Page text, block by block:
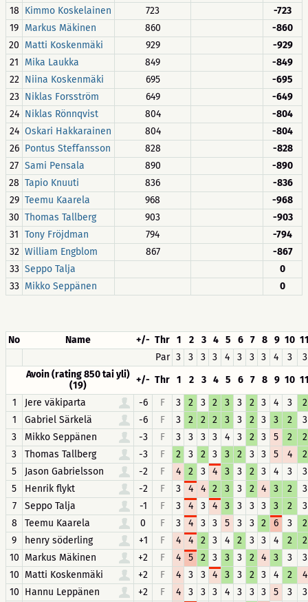
18 Kimmo Koskelainen 723
-723
19 Markus Mäkinen 860
-860
20 Matti Koskenmäki 929
-929
21
Mika Laukka 849
-849
22 Niina Koskenmäki 695
-695
23 Niklas Forsström 649
-649
24 Niklas Rönnqvist 804
-804
24 Oskari Hakkarainen 804
-804
26 Pontus Steffansson 828
-828
27 Sami Pensala 890
-890
28 Tapio Knuuti 836
-836
29 Teemu Kaarela 968
-968
30 Thomas Tallberg 903
-903
31 Tony Fröjdman 794
-794
32 William Engblom 867
-867
33 Seppo Talja
0
33 Mikko Seppänen 0
No Name +/- Thr 1 2 3 4 5 6 7 8 9 10
Par 3 3 3 3 4 3 3 3 4 3
3
Avoin (rating 850 tai yli)
(19)
+/- Thr 1 2 3 4 5 6 7 8 9 10
1
Jere väkiparta -6 F 3 2 3 2 3 3 2 3 4 3
2
1
Gabriel Särkelä -6 F 3 2 2 2 3 3 2 3 3 2
3
3
Mikko Seppänen -3 F 3 3 3 3 4 3 2 3 5 2
2
3
Thomas Tallberg -3 F 2 3 2 3 3 2 3 3 5 4
2
5
Jason Gabrielsson -2 F 4 2 3 4 3 3 2 3 4 3
3
5
Henrik flykt -2 F 3 4 4 2 3 3 2 4 3 2
3
7
Seppo Talja -1 F 3 4 3 4 3 3 3 3 3 2
3
8
Teemu Kaarela 0 F 3 4 3 3 5 3 3 2 6 3
2
9
henry söderling +1 F 4 4 2 3 4 2 3 3 4 2
2
10 Markus Mäkinen +2 F 4 5 2 3 3 3 2 4 3 3
3
10 Matti Koskenmäki +2 F 4 3 3 4 3 3 2 3 4 2
4
10 Hannu Leppänen +2 F 4 3 3 3 4 3 3 3 5 3
3